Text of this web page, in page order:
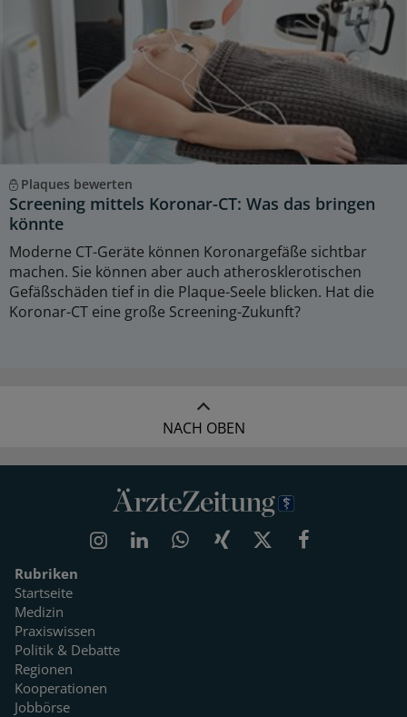
Plaques bewerten
Screening mittels Koronar-CT: Was das bringen
könnte
Moderne CT-Geräte können Koronargefäße sichtbar
machen. Sie können aber auch atherosklerotischen
Gefäßschäden tief in die Plaque-Seele blicken. Hat die
Koronar-CT eine große Screening-Zukunft?
NACH OBEN
Rubriken
Startseite
Medizin
Praxiswissen
Politik & Debatte
Regionen
Kooperationen
Jobbörse